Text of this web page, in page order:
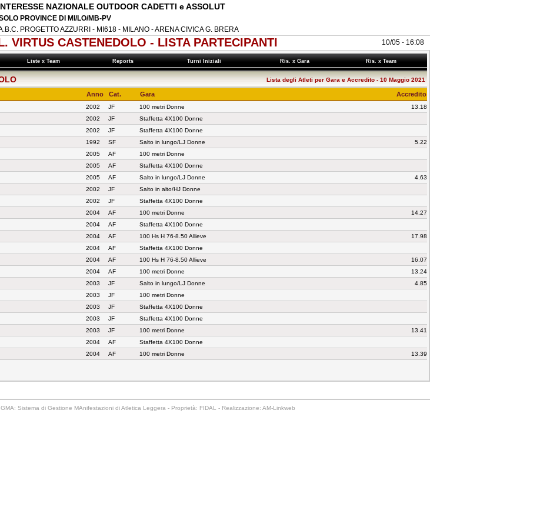
NAZIONALE OUTDOOR CADETTI e ASSOLUT
PROVINCE DI MI/LO/MB-PV
PROGETTO AZZURRI - MI618 - MILANO - ARENA CIVICA G. BRERA
VIRTUS CASTENEDOLO - LISTA PARTECIPANTI 10/05 - 16:08
Liste x Team Reports Turni Iniziali Ris. x Gara Ris. x Team
Lista degli Atleti per Gara e Accredito - 10 Maggio 2021
Anno Cat. Gara Accredito
2002 JF 100 metri Donne
13.18
2002 JF
Staffetta 4X100 Donne
2002 JF
Staffetta 4X100 Donne
1992 SF Salto in lungo/LJ Donne
5.22
2005 AF
100 metri Donne
2005 AF
Staffetta 4X100 Donne
2005 AF Salto in lungo/LJ Donne
4.63
2002 JF
Salto in alto/HJ Donne
2002 JF
Staffetta 4X100 Donne
2004 AF 100 metri Donne
14.27
2004 AF
Staffetta 4X100 Donne
2004 AF 100 Hs H 76-8.50 Allieve
17.98
2004 AF
Staffetta 4X100 Donne
2004 AF 100 Hs H 76-8.50 Allieve
16.07
2004 AF 100 metri Donne
13.24
2003 JF Salto in lungo/LJ Donne
4.85
2003 JF
100 metri Donne
2003 JF
Staffetta 4X100 Donne
2003 JF
Staffetta 4X100 Donne
2003 JF 100 metri Donne
13.41
2004 AF
Staffetta 4X100 Donne
2004 AF 100 metri Donne 13.39
Sistema di Gestione MAnifestazioni di Atletica Leggera - Proprietà: FIDAL - Realizzazione: AM-Linkweb